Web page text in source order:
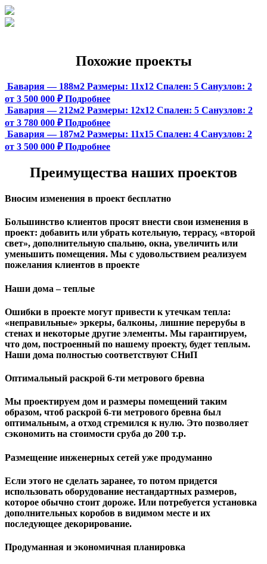
Похожие проекты
Бавария — 188м2 Размеры: 11х12 Спален: 5 Санузлов: 2
от 3 500 000 ₽ Подробнее
Бавария — 212м2 Размеры: 12х12 Спален: 5 Санузлов: 2
от 3 780 000 ₽ Подробнее
Бавария — 187м2 Размеры: 11х15 Спален: 4 Санузлов: 2
от 3 500 000 ₽ Подробнее
Преимущества наших проектов
Вносим изменения в проект бесплатно
Большинство клиентов просят внести свои изменения в
проект: добавить или убрать котельную, террасу, «второй
свет», дополнительную спальню, окна, увеличить или
уменьшить помещения. Мы с удовольствием реализуем
пожелания клиентов в проекте
Наши дома – теплые
Ошибки в проекте могут привести к утечкам тепла:
«неправильные» эркеры, балконы, лишние перерубы в
стенах и некоторые другие элементы. Мы гарантируем,
чтo дом, построенный по нашему проекту, будет теплым.
Наши дома полностью соответствуют СНиП
Оптимальный раскрой 6-ти метрового бревна
Мы проектируем дом и размеры помещений таким
образом, чтоб раскрой 6-ти метрового бревна был
оптимальным, а отход стремился к нулю. Это позволяет
сэкономить на стоимости сруба до 200 т.р.
Размещение инженерных сетей уже продуманно
Если этого не сделать заранее, то потом придется
использовать оборудование нестандартных размеров,
которое обычно стоит дороже. Или потребуется установка
дополнительных коробов в видимом месте и их
последующее декорирование.
Продуманная и экономичная планировка